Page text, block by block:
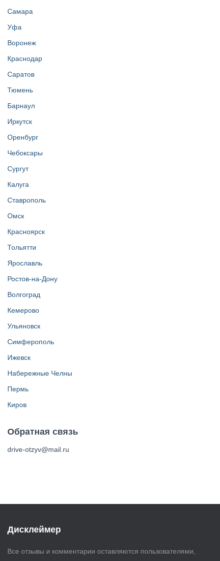
Самара
Уфа
Воронеж
Краснодар
Саратов
Тюмень
Барнаул
Иркутск
Оренбург
Чебоксары
Сургут
Калуга
Ставрополь
Омск
Красноярск
Тольятти
Ярославль
Ростов-на-Дону
Волгоград
Кемерово
Ульяновск
Симферополь
Ижевск
Набережные Челны
Пермь
Киров
Обратная связь
drive-otzyv@mail.ru
Дисклеймер
Все отзывы и комментарии оставляются пользователями,